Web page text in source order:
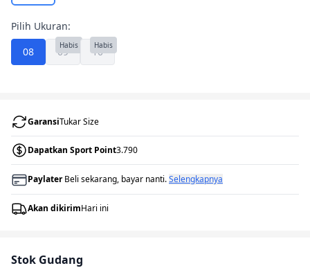
Pilih Ukuran:
08
09
Habis 10
Habis
GaransiTukar Size
Dapatkan Sport Point3.790
PaylaterBeli sekarang, bayar nanti.Selengkapnya
Akan dikirimHari ini
Stok Gudang